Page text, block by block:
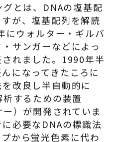
とは、DNAの塩基配
が、塩基配列を解読
にウォルター・ギルバ
サンガーなどによっ
れました。1990年半
になってきたころに
改良し半自動的に
するための装置
ー）が開発されていま
必要なDNAの標識法
から蛍光色素に代わ